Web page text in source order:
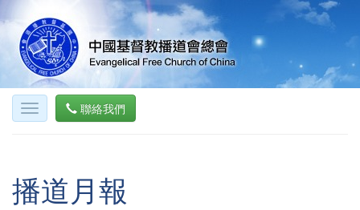
聯絡我們
播道月報